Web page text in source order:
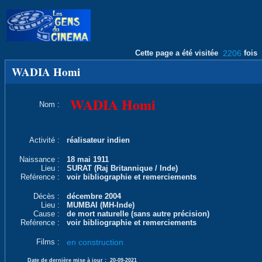
Cette page a été visitée 2206 fois
WADIA Homi
Nom : WADIA Homi
Activité : réalisateur indien
Naissance :
18 mai 1911
Lieu :
SURAT (Raj Britannique / Inde)
Reférence :
voir bibliographie et remerciements
Décès :
décembre 2004
Lieu :
MUMBAI (MH-Inde)
Cause :
de mort naturelle (sans autre précision)
Reférence :
voir bibliographie et remerciements
Films : en construction
Date de dernière mise à jour : 20-09-2021